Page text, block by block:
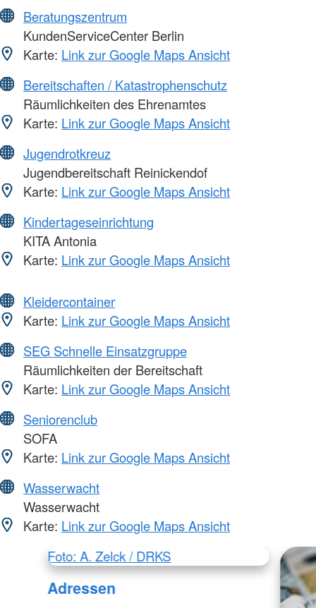
Beratungszentrum
KundenServiceCenter Berlin
Karte: Link zur Google Maps Ansicht
Bereitschaften / Katastrophenschutz
Räumlichkeiten des Ehrenamtes
Karte: Link zur Google Maps Ansicht
Jugendrotkreuz
Jugendbereitschaft Reinickendof
Karte: Link zur Google Maps Ansicht
Kindertageseinrichtung
KITA Antonia
Karte: Link zur Google Maps Ansicht
Kleidercontainer
Karte: Link zur Google Maps Ansicht
SEG Schnelle Einsatzgruppe
Räumlichkeiten der Bereitschaft
Karte: Link zur Google Maps Ansicht
Seniorenclub
SOFA
Karte: Link zur Google Maps Ansicht
Wasserwacht
Wasserwacht
Karte: Link zur Google Maps Ansicht
Foto: A. Zelck / DRKS
Adressen